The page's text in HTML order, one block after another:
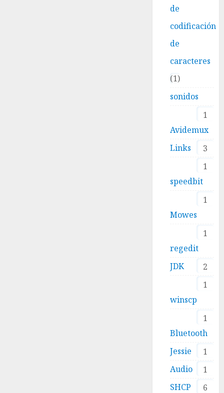
de
codificación
de
caracteres
1
sonidos
1
Avidemux
3
Links
1
speedbit
1
Mowes
1
regedit
2
JDK
1
winscp
1
Bluetooth
1
Jessie
1
Audio
6
SHCP